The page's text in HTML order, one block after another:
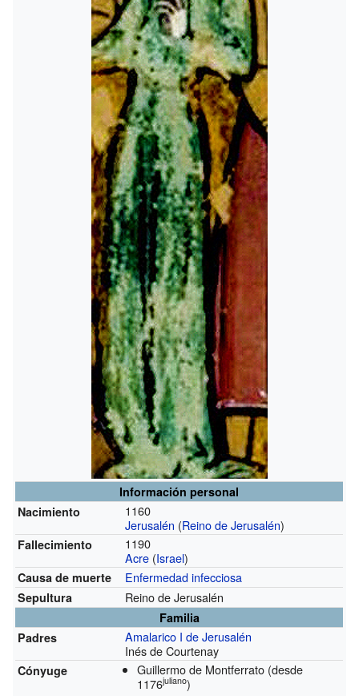
Información personal
Nacimiento
1160
Jerusalén (Reino de Jerusalén)
Fallecimiento
1190
Acre (Israel)
Causa de muerte Enfermedad infecciosa
Sepultura Reino de Jerusalén
Familia
Padres
Amalarico I de Jerusalén
Inés de Courtenay
Cónyuge Guillermo de Montferrato (desde
1176juliano)